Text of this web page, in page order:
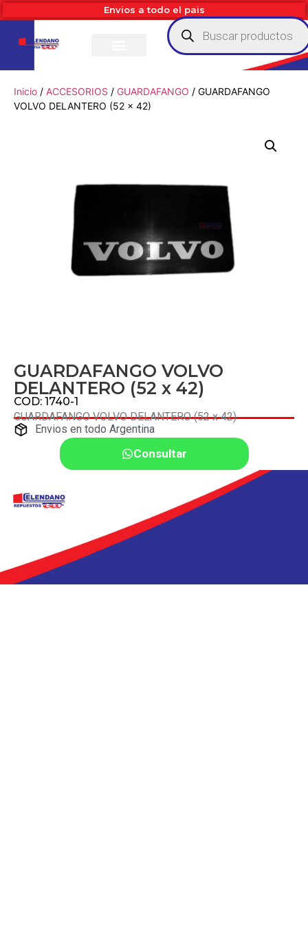
Envios a todo el pais
Inicio / ACCESORIOS / GUARDAFANGO / GUARDAFANGO
VOLVO DELANTERO (52 x 42)
GUARDAFANGO VOLVO
DELANTERO (52 x 42)
COD: 1740-1
GUARDAFANGO VOLVO DELANTERO (52 x 42)
Envios en todo Argentina
Consultar